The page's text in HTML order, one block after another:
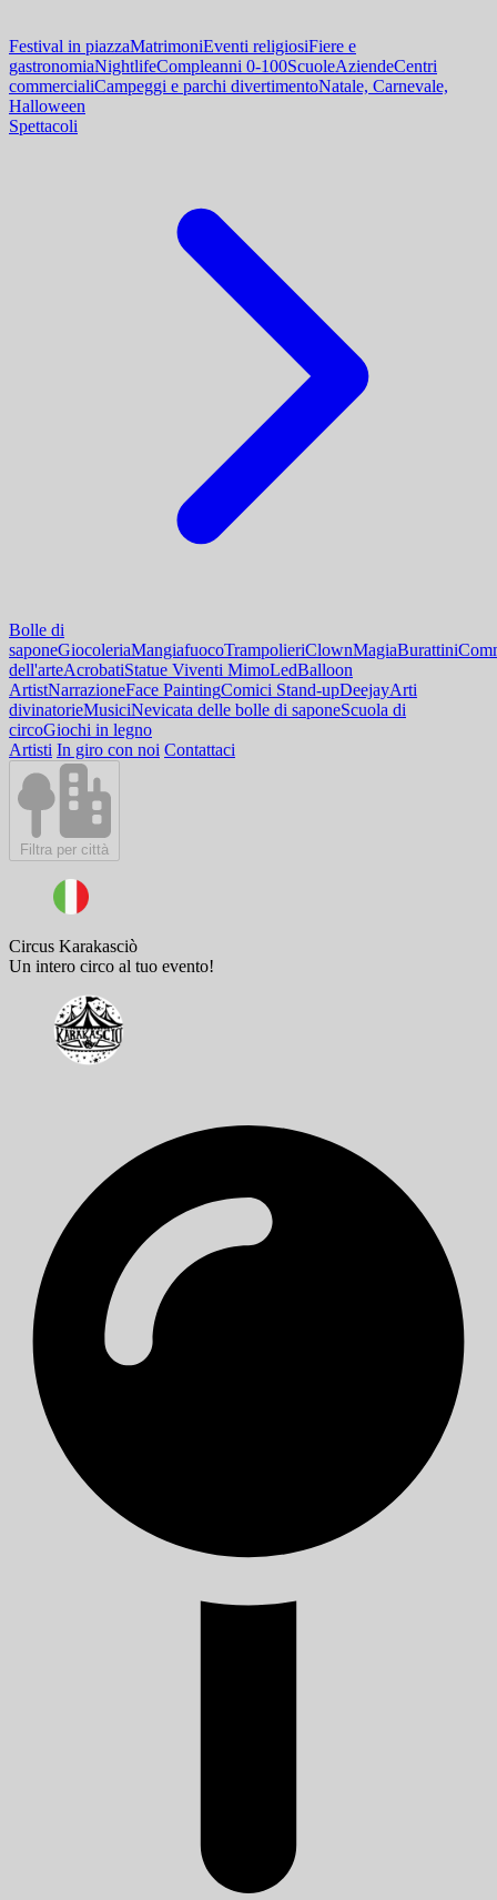
Festival in piazzaMatrimoniEventi religiosiFiere e
gastronomiaNightlifeCompleanni 0-100ScuoleAziendeCentri
commercialiCampeggi e parchi divertimentoNatale, Carnevale,
Halloween
Spettacoli
Bolle di
saponeGiocoleriaMangiafuocoTrampolieriClownMagiaBurattini
dell'arteAcrobatiStatue Viventi MimoLedBalloon
ArtistNarrazioneFace PaintingComici Stand-upDeejayArti
divinatorieMusiciNevicata delle bolle di saponeScuola di
circoGiochi in legno
Artisti In giro con noi Contattaci
Filtra per città
Circus Karakasciò
Un intero circo al tuo evento!